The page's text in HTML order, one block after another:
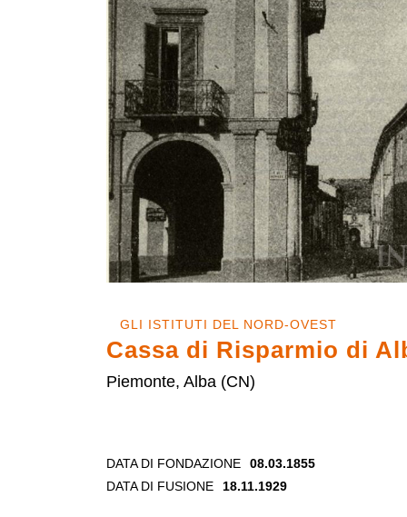
GLI ISTITUTI DEL NORD-OVEST
Cassa di Risparmio di
Piemonte, Alba (CN)
DATA DI FONDAZIONE
08.03.1855
DATA DI FUSIONE
18.11.1929